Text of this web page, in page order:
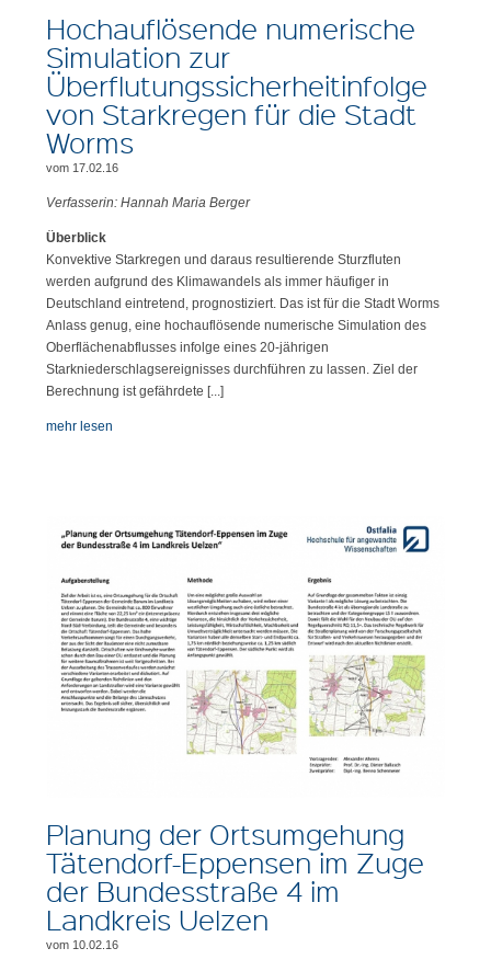
Hochauflösende numerische
Simulation zur
Überflutungssicherheitinfolge
von Starkregen für die Stadt
Worms
vom 17.02.16
Verfasserin: Hannah Maria Berger
Überblick
Konvektive Starkregen und daraus resultierende Sturzfluten
werden aufgrund des Klimawandels als immer häufiger in
Deutschland eintretend, prognostiziert. Das ist für die Stadt Worms
Anlass genug, eine hochauflösende numerische Simulation des
Oberflächenabflusses infolge eines 20-jährigen
Starkniederschlagsereignisses durchführen zu lassen. Ziel der
Berechnung ist gefährdete [...]
mehr lesen
Planung der Ortsumgehung
Tätendorf-Eppensen im Zuge
der Bundesstraße 4 im
Landkreis Uelzen
vom 10.02.16